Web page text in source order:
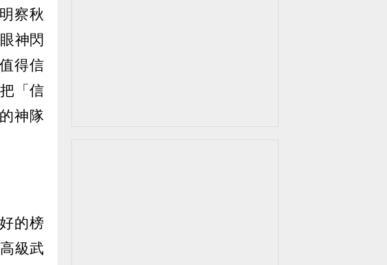
察秋
神閃
得信
「信
神隊
的榜
級武